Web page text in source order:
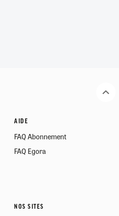
AIDE
FAQ Abonnement
FAQ Egora
NOS SITES